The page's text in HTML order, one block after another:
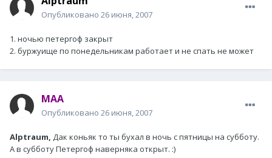
Опубликовано 26 июня, 2007
1. ночью петергоф закрыт
2. буржуище по понедельникам работает и не спать не может
MAA
Опубликовано 26 июня, 2007
Alptraum, Дак коньяк то ты бухал в ночь с пятницы на субботу.
А в субботу Петергоф наверняка открыт. :)